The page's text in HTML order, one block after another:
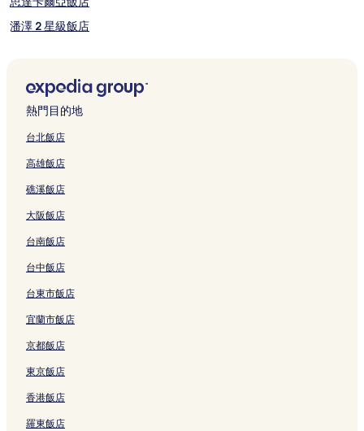
潘澤 2 星級飯店
珀桑加蘭飯店
東丹帕沙 3 星級飯店
東丹帕沙的Spa 飯店
東丹帕沙飯店
丹因普里飯店
北丹帕沙的設有游泳池的飯店
北丹帕沙的平價飯店
北丹帕沙 2 星級飯店
北丹帕沙 3 星級飯店
北丹帕沙的商務飯店
北丹帕沙飯店
凱斯曼飯店
熱門目的地
台北飯店
高雄飯店
礁溪飯店
大阪飯店
台南飯店
台中飯店
台東市飯店
宜蘭市飯店
京都飯店
東京飯店
香港飯店
羅東飯店